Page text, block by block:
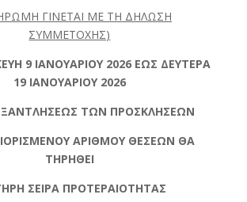
ΓΙΝΕΤΑΙ ΜΕ ΤΗ ΔΗΛΩΣΗ
ΣΥΜΜΕΤΟΧΗΣ)
9 ΙΑΝΟΥΑΡΙΟΥ 2026 ΕΩΣ ΔΕΥΤΕΡΑ
19 ΙΑΝΟΥΑΡΙΟΥ 2026
ΤΩΝ ΠΡΟΣΚΛΗΣΕΩΝ
ΑΡΙΘΜΟΥ ΘΕΣΕΩΝ ΘΑ
ΤΗΡΗΘΕΙ
ΣΕΙΡΑ ΠΡΟΤΕΡΑΙΟΤΗΤΑΣ